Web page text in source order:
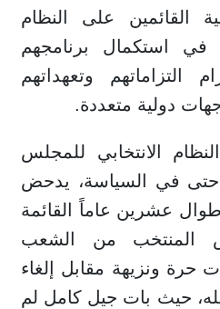
القائمين على النظام
في استكمال برنامجهم
التزاماتهم وتعهداتهم
دولية متعددة.
الانتخابي للمجلس
حتى في السياسة، يدحض
عشرين عاماً القائمة
المنتخب من الشعب
حرة ونزيهة مقابل إلغاء
حيث بات جيل كامل لم